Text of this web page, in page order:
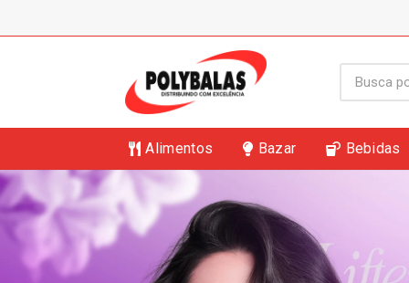
Alimentos Bazar Bebidas